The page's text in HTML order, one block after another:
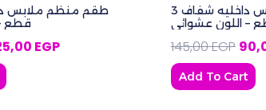
قطع
EGP
طقم منظم ملابس داخليه شفاف 3
– اللون عشوائي
145,00EGP
Add To Cart